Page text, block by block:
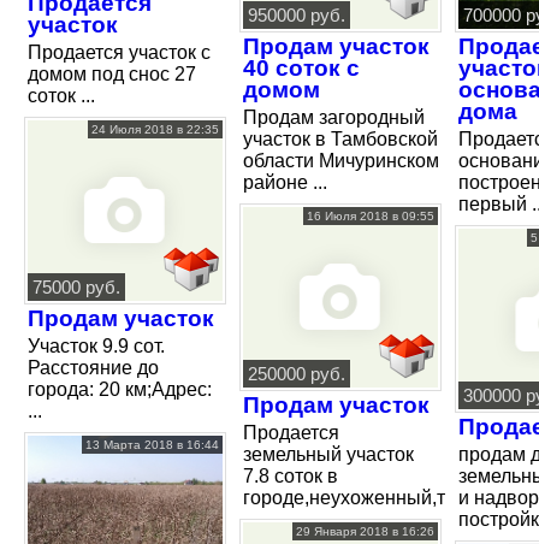
участок
Продается участок с
домом под снос 27
соток ...
24 Июля 2018 в 22:35
75000 руб.
Продам участок
Участок 9.9 сот.
Расстояние до
города: 20 км;Адрес:
...
13 Марта 2018 в 16:44
950000 руб.
Продам участок
40 соток с
домом
Продам загородный
участок в Тамбовской
области Мичуринском
районе ...
16 Июля 2018 в 09:55
250000 руб.
Продам участок
Продается
земельный участок
7.8 соток в
городе,неухоженный,торг
29 Января 2018 в 16:26
700000
дома
первый
300000
продам
и